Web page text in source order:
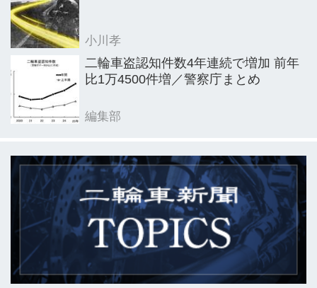
小川孝
二輪車盗認知件数4年連続で増加 前年
比1万4500件増／警察庁まとめ
編集部